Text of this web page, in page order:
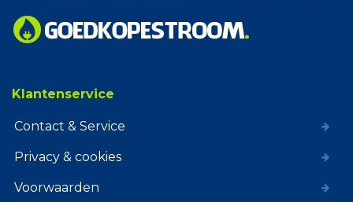
Klantenservice
Contact & Service
Privacy & cookies
Voorwaarden